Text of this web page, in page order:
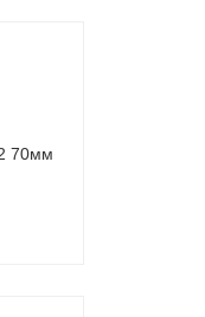
70мм